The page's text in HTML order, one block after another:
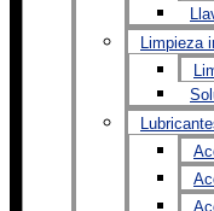
Limpieza